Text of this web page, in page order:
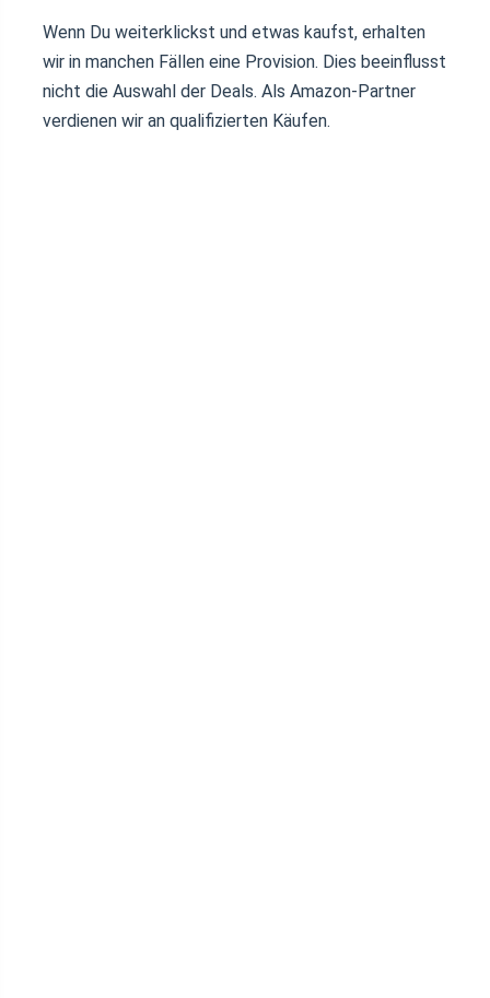
Wenn Du weiterklickst und etwas kaufst, erhalten
wir in manchen Fällen eine Provision. Dies beeinflusst
nicht die Auswahl der Deals. Als Amazon-Partner
verdienen wir an qualifizierten Käufen.